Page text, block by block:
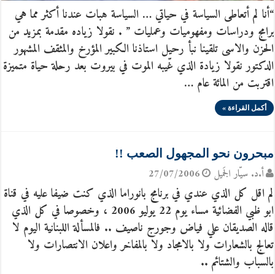
“أنا لم أتعاطى السياسة في حياتي … السياسة هبات عندنا أكثر مما هي
برامج ودراسات ومفهوميات وعمليات ” . نقولا زياده مقدمة بمزيد من
الحزن والاسى تلقينا نبأ رحيل استاذنا الكبير المؤرخ والمثقف المشهور
الدكتور نقولا زيادة الذي غّيبه الموت في بيروت بعد رحلة حياة متميزة
اقتربت من المائة عام …
أكمل القراءة »
مبحرون نحو المجهول الصعب !!
أ.د. سيّار الجَميل 27/07/2006
لم اقل كل الذي عندي في برنامج بانوراما الذي كنت ضيفا عليه في قناة
ابو ظبي الفضائية مساء يوم 22 يوليو 2006 ، وخصوصا في كل الذي
قاله الصديقان علي فياض وجورج ناصيف .. فالمسألة اللبنانية اليوم لا
تعالج بالشعارات ولا بالامجاد ولا بالمفاخر واعلان الانتصارات ولا
بالسباب والشتائم ..